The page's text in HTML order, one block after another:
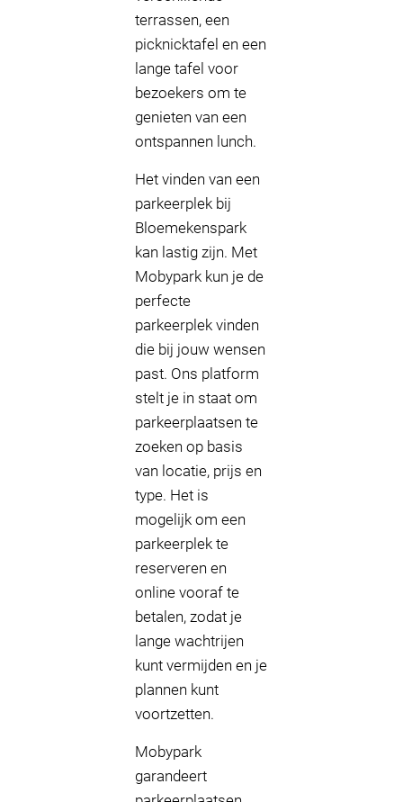
terrassen, een
picknicktafel en een
lange tafel voor
bezoekers om te
genieten van een
ontspannen lunch.
Het vinden van een
parkeerplek bij
Bloemekenspark
kan lastig zijn. Met
Mobypark kun je de
perfecte
parkeerplek vinden
die bij jouw wensen
past. Ons platform
stelt je in staat om
parkeerplaatsen te
zoeken op basis
van locatie, prijs en
type. Het is
mogelijk om een
parkeerplek te
reserveren en
online vooraf te
betalen, zodat je
lange wachtrijen
kunt vermijden en je
plannen kunt
voortzetten.
Mobypark
garandeert